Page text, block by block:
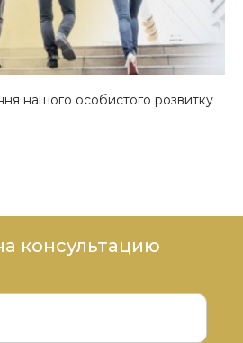
нашого особистого розвитку
консультацию